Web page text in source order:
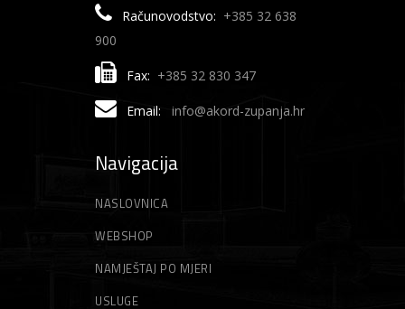
Računovodstvo: +385 32 638
900
Fax: +385 32 830 347
Email: info@akord-zupanja.hr
Navigacija
NASLOVNICA
WEBSHOP
NAMJEŠTAJ PO MJERI
USLUGE